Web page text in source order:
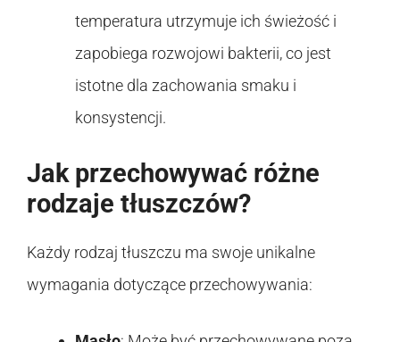
temperatura utrzymuje ich świeżość i
zapobiega rozwojowi bakterii, co jest
istotne dla zachowania smaku i
konsystencji.
Jak przechowywać różne
rodzaje tłuszczów?
Każdy rodzaj tłuszczu ma swoje unikalne
wymagania dotyczące przechowywania: